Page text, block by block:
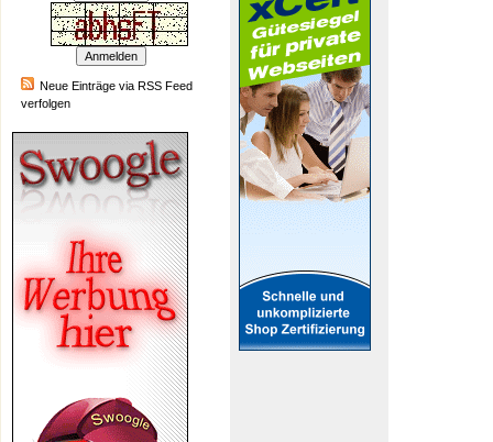
Neue Einträge via RSS Feed
verfolgen